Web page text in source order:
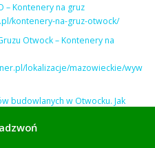
– Kontenery na gruz
kontenery-na-gruz-otwock/
Otwock – Kontenery na
lokalizacje/mazowieckie/wyw
budowlanych w Otwocku. Jak
jak-zorganizowac-